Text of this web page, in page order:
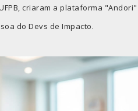
criaram a plataforma "Andori"
do Devs de Impacto.